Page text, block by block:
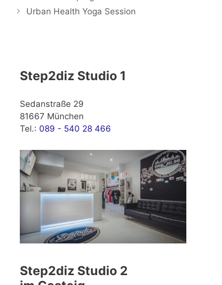
Urban Health Yoga Session
Step2diz Studio 1
Sedanstraße 29
81667 München
Tel.: 089 - 540 28 466
Step2diz Studio 2